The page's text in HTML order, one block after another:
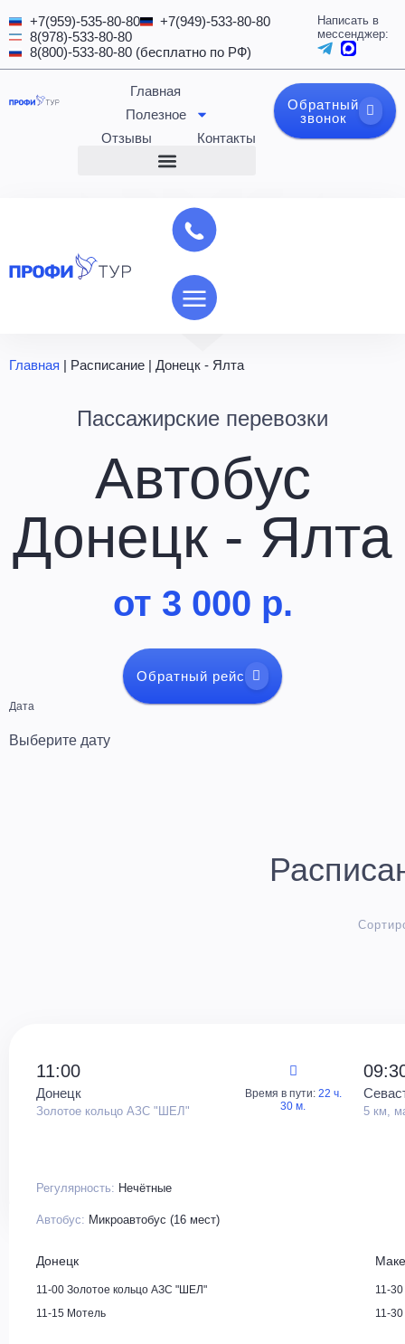
+7(959)-535-80-80
+7(949)-533-80-80
8(978)-533-80-80
8(800)-533-80-80 (бесплатно по РФ)
Написать в
мессенджер:
Главная
Полезное
Отзывы
Контакты
Обратный
звонок
Главная | Расписание | Донецк - Ялта
Пассажирские перевозки
Автобус
Донецк - Ялта
от 3 000 р.
Обратный рейс
Дата
11:00
Донецк
Золотое кольцо АЗС "ШЕЛ"
Время в пути:22 ч.
30 м.
5 км,
Регулярность: Нечётные
Автобус: Микроавтобус (16 мест)
Донецк
11-00 Золотое кольцо АЗС "ШЕЛ"
11-15 Мотель
11-
11-